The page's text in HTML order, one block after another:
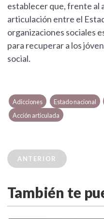
establecer que, frente al
articulación entre el
organizaciones sociales
para recuperar a los
social.
Adicciones Estado nacional
Acción articulada
ANTERIOR
También te